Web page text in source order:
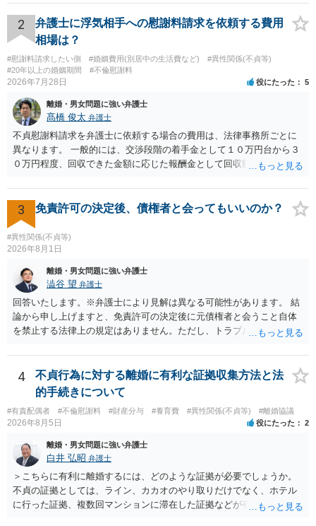
される可能性はあるのか ⇒LINEを含む１００万円の貸付に至るまでの
やり取り等の経緯、誓約書の内容等を踏まえて、関係を清算するため
の 金銭であったと評価される可能性はあると考えます。 ② 「今後一
切関与しないなら100万円振り込む」というLINEや誓約書は、裁判上
どの程度証拠価値があるのか ⇒前後のやり取りや誓約書の具体的内容
を見ない限り、具体的な判断はできませんが、一定の証拠価値はある
することは認められるのか。 ⇒おそらく１００万円は不当利得（受け
取る正当な権利がないのに利益を取得した）として返還請求されてい
るものかと推察しますので、 貸金返還ではないかと存じます。 ④ 私
は現在、収入も不安定で貯金もなくリボ払い借金が既に約100万あり。
今年に再婚したが主人はお金に厳しい為、一括で220万円を支払う事は
か。 ⇒判決となり敗訴してしまった場合は、強制執行により不動産等
の財産を差し押さえられ、そこから債権回収が図られることになりま
すが、 和解であれば柔軟な解決が可能ですので、その場合は分割払
いにより支払うことも十分可能です。 ⑤ このような事情であれば、私
は120万円のみ和解交渉を続けるべきでしょうか。 ⇒ご相談者様の認
れるため、 120万円のみについて交渉を続けることがベターかと存じ
ます。
2
弁護士に浮気相手への慰謝料請求を依頼する費用
相場は？
#慰謝料請求したい側 #婚姻費用(別居中の生活費など)
#異性関係(不貞等)
#20年以上の婚姻期間
#不倫慰謝料
2026年7月28日 役にたった 5
離婚・男女問題に強い弁護士
髙橋 俊太 弁護士
不貞慰謝料請求を弁護士に依頼する場合の費用は、法律事務所ごとに
異なります。 一般的には、交渉段階の着手金として１０万円台から３
０万円程度、回収できた金額に応じた報酬金として回収額の１０％か
には、追加着手金や日当、実費が発生することもあります。 もっと
も、証拠が十分にあるか、相手方の住所・勤務先が分かるか、慰謝料
額、離婚の有無、交渉で終わるか訴訟まで見込むかによって、費用は
変わり得ます。依頼前に、交渉だけの場合、訴訟になった場合、回収
できなかった場合の費用を確認しておくとよいでしょう。 弁護士選び
通しを過度に楽観的に言い過ぎないか、質問に具体的に答えてくれる
か、連絡方法（メール、電話、弁護士直接か事務局員を介するかな
ど）や対応スピードが合うかを確認するとよいと思います。いずれに
しましても、弁護士への相談・依頼にあたっては、証拠資料、夫と相
手方の関係、相手方の氏名・住所等、夫婦関係への影響、離婚予定の
3 免責許可の決定後、債権者と会ってもいいのか？
#異性関係(不貞等)
2026年8月1日
離婚・男女問題に強い弁護士
澁谷 望 弁護士
回答いたします。※弁護士により見解は異なる可能性があります。 結
論から申し上げますと、免責許可の決定後に元債権者と会うこと自体
を禁止する法律上の規定はありません。ただし、トラブル防止の観点
ントは以下の通りです。 ・金銭のやり取りや返済の約束は絶対にしな
い（免責された借金を任意でも支払ってしまうとトラブルの元になり
ます） ・過去のDVや過剰請求の経緯を踏まえ、相手の感情に流されな
い ・予定通り毅然とした態度で距離を置く 法律上の制限はないもの
の、ご自身の生活と精神的な安定を守るためにも、お互いに距離を置
くというご判断は非常に賢明かと思います。
4
不貞行為に対する離婚に有利な証拠収集方法と法
的手続きについて
#有責配偶者 #不倫慰謝料 #財産分与 #養育費 #異性関係(不貞等) #離婚協議
2026年8月5日 役にたった 2
離婚・男女問題に強い弁護士
白井 弘昭 弁護士
＞こちらに有利に離婚するには、どのような証拠が必要でしょうか。
不貞の証拠としては、ライン、カカオのやり取りだけでなく、ホテル
に行った証拠、複数回マンションに滞在した証拠などが有効です。 不